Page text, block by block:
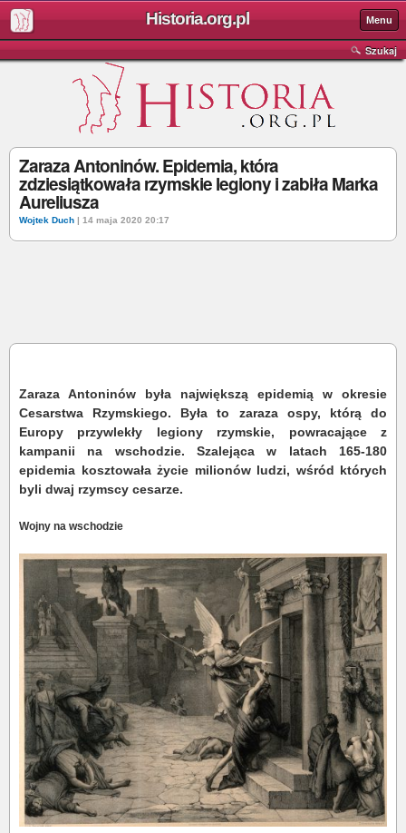
Historia.org.pl Menu
Szukaj
Zaraza Antoninów. Epidemia, która
zdziesiątkowała rzymskie legiony i zabiła Marka
Aureliusza
Wojtek Duch | 14 maja 2020 20:17
Zaraza Antoninów była największą epidemią w okresie
Cesarstwa Rzymskiego. Była to zaraza ospy, którą do
Europy przywlekły legiony rzymskie, powracające z
kampanii na wschodzie. Szalejąca w latach 165-180
epidemia kosztowała życie milionów ludzi, wśród których
byli dwaj rzymscy cesarze.
Wojny na wschodzie